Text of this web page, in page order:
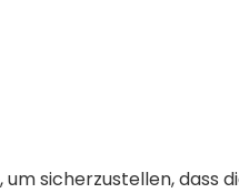
um sicherzustellen, dass